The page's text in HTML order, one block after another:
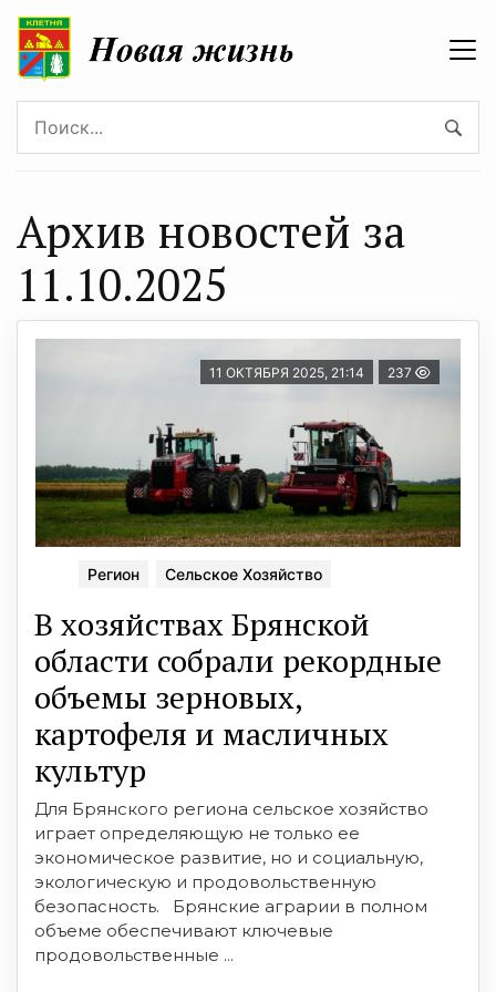
Архив новостей за
11.10.2025
11 ОКТЯБРЯ 2025, 21:14 237
Регион Сельское Хозяйство
В хозяйствах Брянской
области собрали рекордные
объемы зерновых,
картофеля и масличных
культур
Для Брянского региона сельское хозяйство
играет определяющую не только ее
экономическое развитие, но и социальную,
экологическую и продовольственную
безопасность. Брянские аграрии в полном
объеме обеспечивают ключевые
продовольственные ...